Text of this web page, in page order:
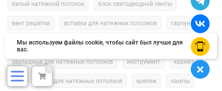
предназначен для крепления штор и занавесок, создавая
эффект их «парения» в воздухе. Такой карниз не виден с
внешней стороны, что придаёт интерьеру более аккуратный и
минималистичный вид.
Почему стоит выбрать скрытый карниз под натяжной
потолок?
белый натяжной потолок блок светодиодной ленты
вент решетки вставка для натяжных потолков гарпун
декоративные натяжные потолки диодная лента
закладные для натяжных потолков инструмент карниз
клей клин для натяжных потолков крепеж лампы
0
Мы используем файлы cookie, чтобы сайт был лучше для
вас.
OK